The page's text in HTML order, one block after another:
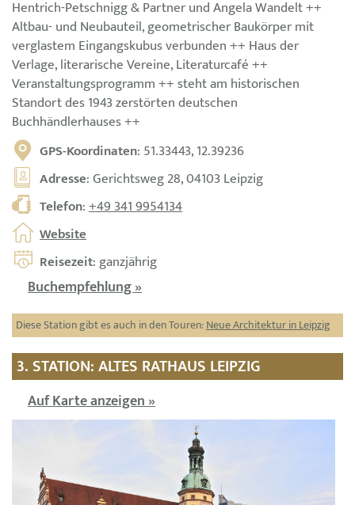
Hentrich-Petschnigg & Partner und Angela Wandelt ++
Altbau- und Neubauteil, geometrischer Baukörper mit
verglastem Eingangskubus verbunden ++ Haus der
Verlage, literarische Vereine, Literaturcafé ++
Veranstaltungsprogramm ++ steht am historischen
Standort des 1943 zerstörten deutschen
Buchhändlerhauses ++
GPS-Koordinaten: 51.33443, 12.39236
Adresse: Gerichtsweg 28, 04103 Leipzig
Telefon:+49 341 9954134
Website
Reisezeit: ganzjährig
Buchempfehlung »
Diese Station gibt es auch in den Touren:Neue Architektur in Leipzig
3. STATION: ALTES RATHAUS LEIPZIG
Auf Karte anzeigen »